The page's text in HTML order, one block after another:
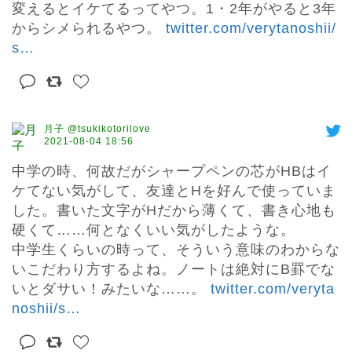
変えるとイケてるってやつ。1・2年がやると3年
からシメられるやつ。 twitter.com/verytanoshii/
s…
月子 @tsukikotorilove
2021-08-04 18:56
中学の時、何故だがシャープペンの芯がHBはイ
ケてない気がして、友達とHを好んで使っていま
した。書いた文字がHだから薄くて、書き心地も
硬くて……何となくいい気がしたような。
中学生くらいの時って、そういう意味のわからな
いこだわり方するよね。ノートは絶対にB罫でな
いとダサい！みたいな……。 twitter.com/veryta
noshii/s…